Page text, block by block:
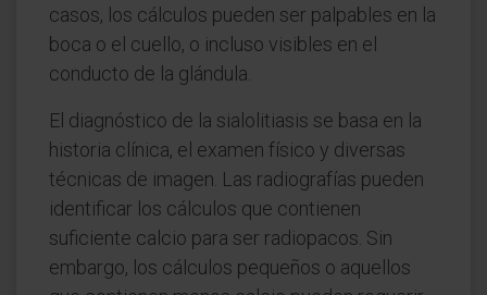
casos, los cálculos pueden ser palpables en la
boca o el cuello, o incluso visibles en el
conducto de la glándula.
El diagnóstico de la sialolitiasis se basa en la
historia clínica, el examen físico y diversas
técnicas de imagen. Las radiografías pueden
identificar los cálculos que contienen
suficiente calcio para ser radiopacos. Sin
embargo, los cálculos pequeños o aquellos